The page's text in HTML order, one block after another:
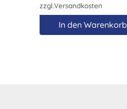
zzgl.Versandkosten
In den Warenkorb